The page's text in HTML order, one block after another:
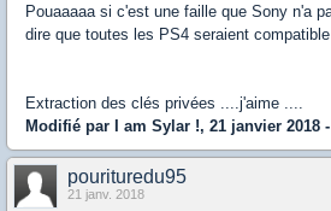
Pouaaaaa si c'est une faille que Sony n'a
dire que toutes les PS4 seraient
Extraction des clés privées ....j'aime ....
Modifié par I am Sylar !, 21 janvier 2018 -
pourituredu95
21 janv. 2018